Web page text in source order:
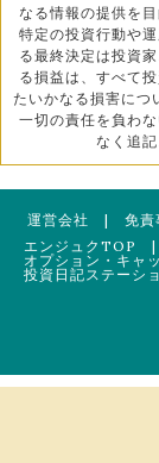
なる情報の提供を
特定の投資行動や
る最終決定は投資
る損益は、すべて
たいかなる損害につ
一切の責任を負わ
なく追
運営会社 | 免責
エンジュクTOP
オプション・キャ
投資日記ステーシ